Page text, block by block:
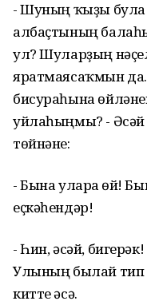
- Шуның ҡыҙы була
албаҫтының
ул? Шуларҙың
яратмаясаҡмын
бисураһына
уйлаһыңмы? - Әсәй
төйнәне:
- Бына уларға өй!
еҫкәһендәр!
- Һин, әсәй,
Улының былай тип
китте әсә.